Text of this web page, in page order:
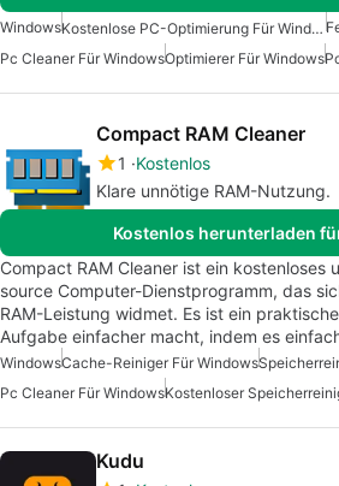
Windows Kostenlose PC-Optimierung Für Windows
Pc Cleaner Für WindowsOptimierer Für Windows
Compact RAM Cleaner
1
Kostenlos
Klare unnötige RAM-Nutzung.
Kostenlos herunterladen
Compact RAM Cleaner ist ein kostenloses
source Computer-Dienstprogramm, das
RAM-Leistung widmet. Es ist ein
Aufgabe einfacher macht, indem es
WindowsCache-Reiniger Für Windows
Pc Cleaner Für WindowsKostenloser
Kudu